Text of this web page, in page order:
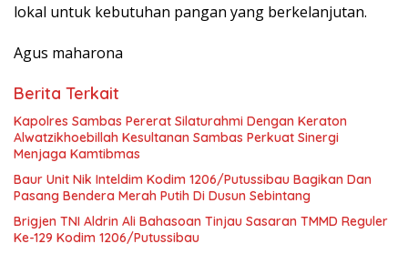
lokal untuk kebutuhan pangan yang berkelanjutan.
Agus maharona
Berita Terkait
‎Kapolres Sambas Pererat Silaturahmi Dengan Keraton
Alwatzikhoebillah Kesultanan Sambas Perkuat Sinergi
Menjaga Kamtibmas
Baur Unit Nik Inteldim Kodim 1206/Putussibau Bagikan Dan
Pasang Bendera Merah Putih Di Dusun Sebintang
Brigjen TNI Aldrin Ali Bahasoan Tinjau Sasaran TMMD Reguler
Ke-129 Kodim 1206/Putussibau